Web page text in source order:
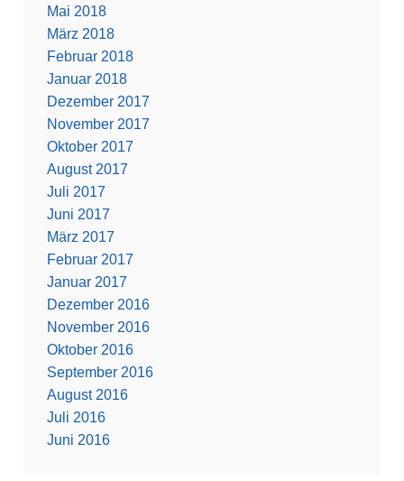
Mai 2018
März 2018
Februar 2018
Januar 2018
Dezember 2017
November 2017
Oktober 2017
August 2017
Juli 2017
Juni 2017
März 2017
Februar 2017
Januar 2017
Dezember 2016
November 2016
Oktober 2016
September 2016
August 2016
Juli 2016
Juni 2016